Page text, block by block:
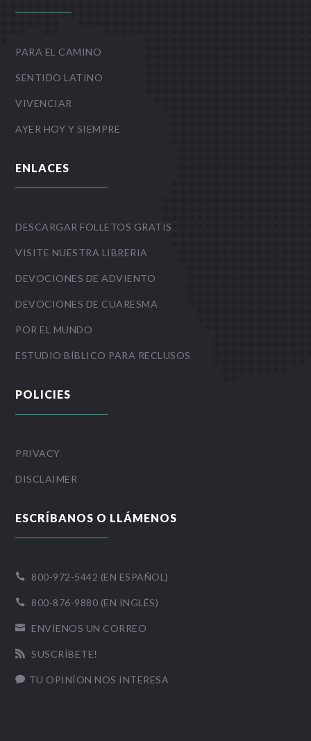
PARA EL CAMINO
SENTIDO LATINO
VIVENCIAR
AYER HOY Y SIEMPRE
ENLACES
DESCARGAR FOLLETOS GRATIS
VISITE NUESTRA LIBRERIA
DEVOCIONES DE ADVIENTO
DEVOCIONES DE CUARESMA
POR EL MUNDO
ESTUDIO BÍBLICO PARA RECLUSOS
POLICIES
PRIVACY
DISCLAIMER
ESCRÍBANOS O LLÁMENOS
 800-972-5442 (EN ESPAÑOL)
 800-876-9880 (EN INGLÉS)
 ENVÍENOS UN CORREO
 SUSCRÍBETE!
 TU OPINÍON NOS INTERESA